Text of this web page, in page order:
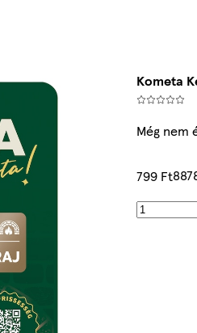
Kometa
Még nem
799 Ft